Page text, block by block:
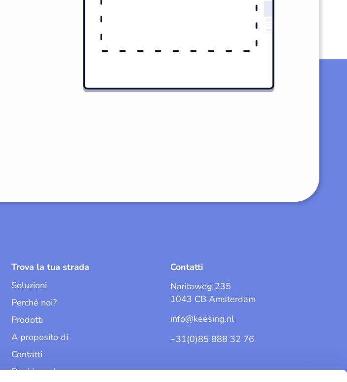
Trova la tua strada
Soluzioni
Perché noi?
Prodotti
A proposito di
Contatti
Dashboard
Contatti
Naritaweg 235
1043 CB Amsterdam
info@keesing.nl
+31(0)85 888 32 76